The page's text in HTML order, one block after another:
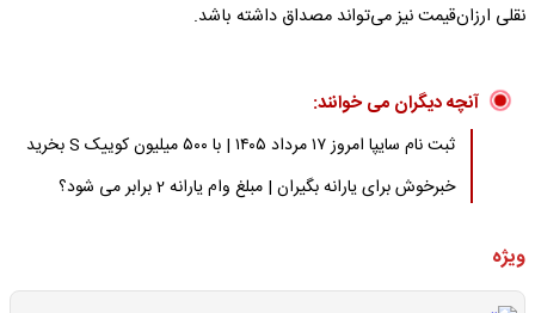
نقلی ارزان‌قیمت نیز می‌تواند مصداق داشته باشد.
آنچه دیگران می خوانند:
ثبت نام سایپا امروز ۱۷ مرداد ۱۴۰۵ | با ۵۰۰ میلیون کوییک S بخرید
خبرخوش برای یارانه بگیران | مبلغ وام یارانه 2 برابر می شود؟
ویژه